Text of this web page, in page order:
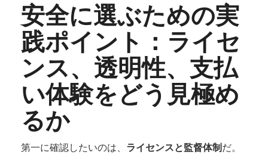
安全に選ぶための実
践ポイント：ライセ
ンス、透明性、支払
い体験をどう見極め
るか
第一に確認したいのは、 ライセンスと監督体制 だ。